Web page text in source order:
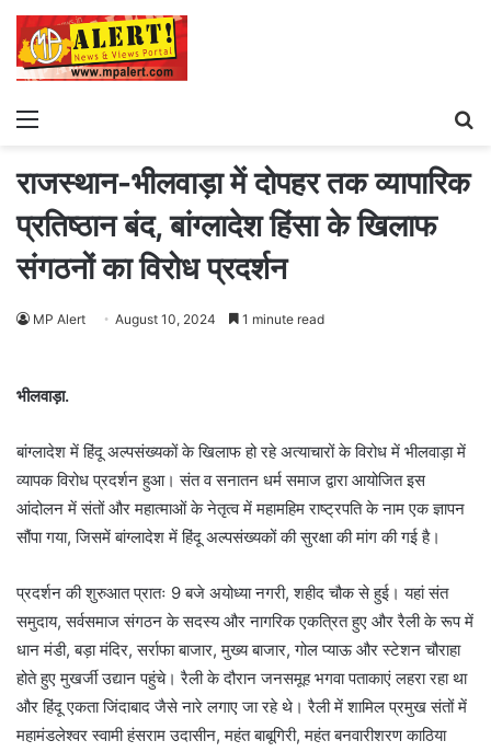
Menu
राजस्थान-भीलवाड़ा में दोपहर तक व्यापारिक
प्रतिष्ठान बंद, बांग्लादेश हिंसा के खिलाफ
संगठनों का विरोध प्रदर्शन
MP Alert August 10, 2024 1 minute read
भीलवाड़ा.
बांग्लादेश में हिंदू अल्पसंख्यकों के खिलाफ हो रहे अत्याचारों के विरोध में भीलवाड़ा में
व्यापक विरोध प्रदर्शन हुआ। संत व सनातन धर्म समाज द्वारा आयोजित इस
आंदोलन में संतों और महात्माओं के नेतृत्व में महामहिम राष्ट्रपति के नाम एक ज्ञापन
सौंपा गया, जिसमें बांग्लादेश में हिंदू अल्पसंख्यकों की सुरक्षा की मांग की गई है।
प्रदर्शन की शुरुआत प्रातः 9 बजे अयोध्या नगरी, शहीद चौक से हुई। यहां संत
समुदाय, सर्वसमाज संगठन के सदस्य और नागरिक एकत्रित हुए और रैली के रूप में
धान मंडी, बड़ा मंदिर, सर्राफा बाजार, मुख्य बाजार, गोल प्याऊ और स्टेशन चौराहा
होते हुए मुखर्जी उद्यान पहुंचे। रैली के दौरान जनसमूह भगवा पताकाएं लहरा रहा था
और हिंदू एकता जिंदाबाद जैसे नारे लगाए जा रहे थे। रैली में शामिल प्रमुख संतों में
महामंडलेश्वर स्वामी हंसराम उदासीन, महंत बाबूगिरी, महंत बनवारीशरण काठिया